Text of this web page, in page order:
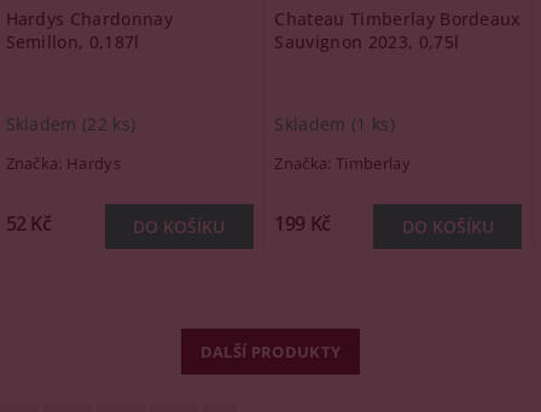
Hardys Chardonnay
Semillon, 0,187l
Skladem (22 ks)
Značka: Hardys
52 Kč
Chateau Timberlay Bordeaux
Sauvignon 2023, 0,75l
Skladem (1 ks)
Značka: Timberlay
199 Kč
DALŠÍ PRODUKTY